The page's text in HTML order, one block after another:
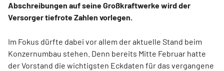
Abschreibungen auf seine Großkraftwerke wird der
Versorger tiefrote Zahlen vorlegen.
Im Fokus dürfte dabei vor allem der aktuelle Stand beim
Konzernumbau stehen. Denn bereits Mitte Februar hatte
der Vorstand die wichtigsten Eckdaten für das vergangene